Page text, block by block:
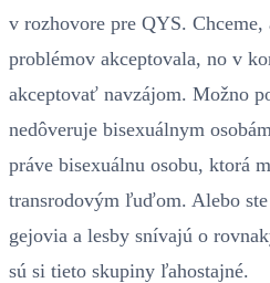
v rozhovore pre QYS. Chceme,
problémov akceptovala, no v
akceptovať navzájom. Možno
nedôveruje bisexuálnym
práve bisexuálnu osobu, ktorá
transrodovým ľuďom. Alebo
gejovia a lesby snívajú o
sú si tieto skupiny ľahostajné.